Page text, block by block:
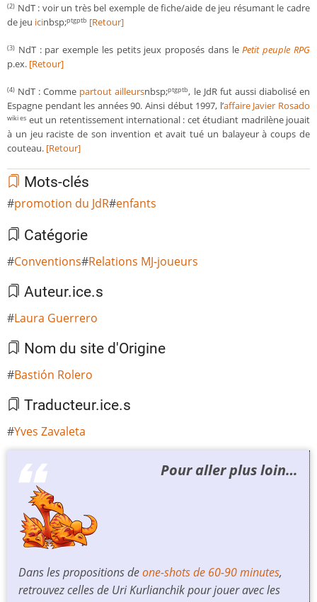
(2) NdT : voir un très bel exemple de fiche/aide de jeu résumant le cadre
de jeu icinbsp;ptgptb [Retour]
(3) NdT : par exemple les petits jeux proposés dans lePetit peuple RPG
p.ex. [Retour]
(4) NdT : Comme partout ailleursnbsp;ptgptb, le JdR fut aussi diabolisé en
Espagne pendant les années 90. Ainsi début 1997, l’affaire Javier Rosado
wiki es eut un retentissement international : cet étudiant madrilène jouait
à un jeu raciste de son invention et avait tué un balayeur à coups de
couteau. [Retour]
Mots-clés
promotion du JdR enfants
Catégorie
Conventions Relations MJ-joueurs
Auteur.ice.s
Laura Guerrero
Nom du site d'Origine
Bastión Rolero
Traducteur.ice.s
Yves Zavaleta
Pour aller plus loin…
Dans les propositions deone-shots de 60-90 minutes,
retrouvez celles de Uri Kurlianchik pour jouer avec les